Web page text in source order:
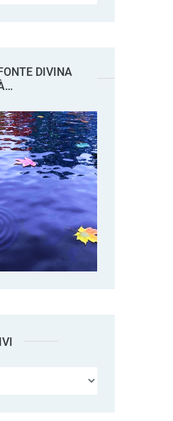
DIVINA
Archivi